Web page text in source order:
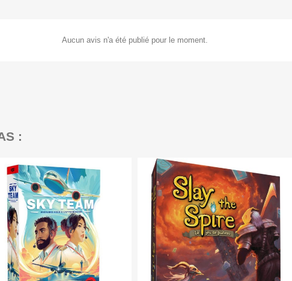
Aucun avis n'a été publié pour le moment.
: